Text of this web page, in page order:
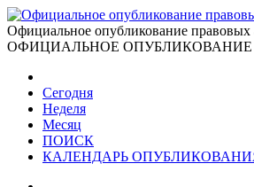
Официальное опубликование правовых
ОФИЦИАЛЬНОЕ ОПУБЛИКОВАНИЕ
Сегодня
Неделя
Месяц
ПОИСК
КАЛЕНДАРЬ